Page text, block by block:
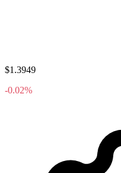
$1.3949
-0.02%